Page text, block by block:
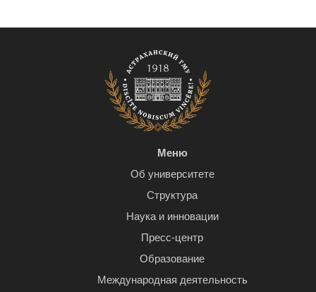
Меню
Об университете
Структура
Наука и инновации
Пресс-центр
Образование
Международная деятельность